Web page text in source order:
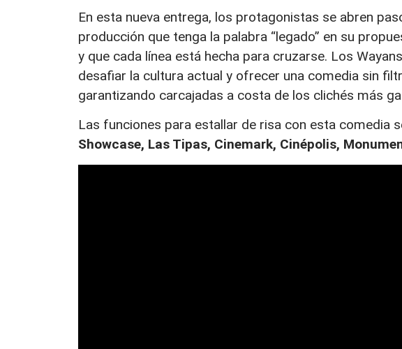
En esta nueva entrega, los protagonistas se abren
producción que tenga la palabra “legado” en su
y que cada línea está hecha para cruzarse. Los
desafiar la cultura actual y ofrecer una comedia sin
garantizando carcajadas a costa de los clichés más
Las funciones para estallar de risa con esta comedia
Showcase, Las Tipas, Cinemark, Cinépolis,